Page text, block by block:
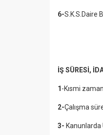
6-S.K.S.Daire
İŞ SÜRESİ,
1 -Kısmi
2-Çalışma
3-